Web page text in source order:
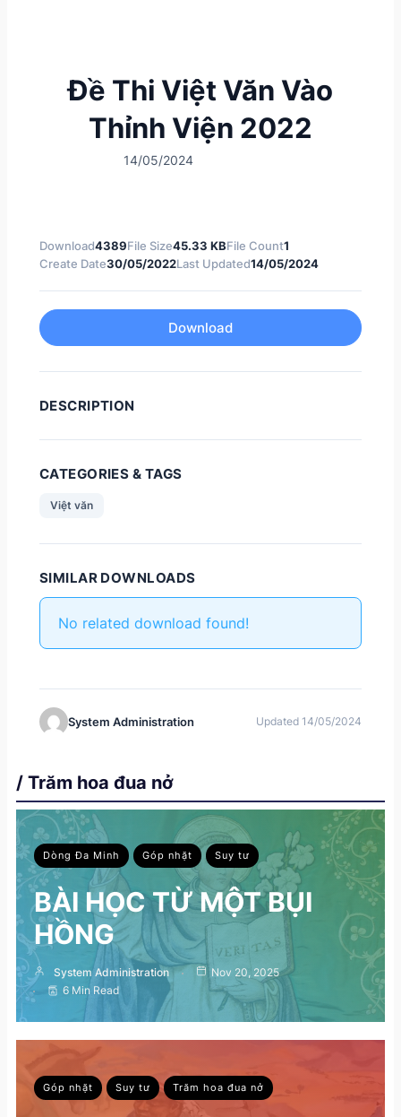
Đề Thi Việt Văn Vào
Thỉnh Viện 2022
14/05/2024
Download4389File Size45.33 KBFile Count1
Create Date30/05/2022Last Updated14/05/2024
Download
DESCRIPTION
CATEGORIES & TAGS
Việt văn
SIMILAR DOWNLOADS
No related download found!
System Administration Updated 14/05/2024
/ Trăm hoa đua nở
Dòng Đa Minh Góp nhặt Suy tư
BÀI HỌC TỪ MỘT BỤI
HỒNG
System Administration
Nov 20, 2025
6 Min Read
Góp nhặt Suy tư Trăm hoa đua nở